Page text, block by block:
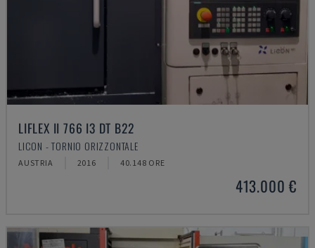
LIFLEX II 766 I3 DT B22
LICON - TORNIO ORIZZONTALE
AUSTRIA 2016 40.148 ORE
413.000 €